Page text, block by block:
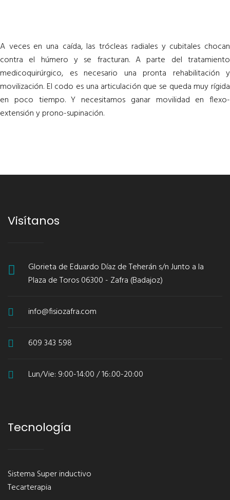
A veces en una caída, las trócleas radiales y cubitales chocan
contra el húmero y se fracturan. A parte del tratamiento
medicoquirúrgico, es necesario una pronta rehabilitación y
movilización. El codo es una articulación que se queda muy rígida
en poco tiempo. Y necesitamos ganar movilidad en flexo-
extensión y prono-supinación.
Visítanos
Glorieta de Eduardo Díaz de Teherán s/n Junto a la
Plaza de Toros 06300 - Zafra (Badajoz)
info@fisiozafra.com
609 343 598
Lun/Vie: 9:00-14:00 / 16:.00-20:00
Tecnología
Sistema Super inductivo
Tecarterapia